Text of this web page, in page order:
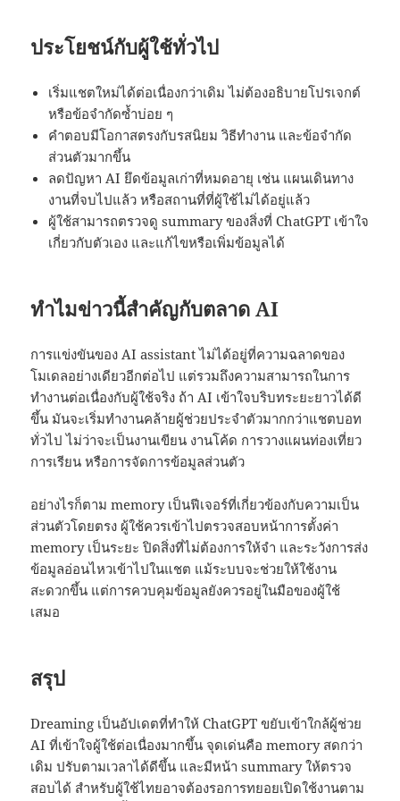
ประโยชน์กับผู้ใช้ทั่วไป
เริ่มแชตใหม่ได้ต่อเนื่องกว่าเดิม ไม่ต้องอธิบายโปรเจกต์
หรือข้อจำกัดซ้ำบ่อย ๆ
คำตอบมีโอกาสตรงกับรสนิยม วิธีทำงาน และข้อจำกัด
ส่วนตัวมากขึ้น
ลดปัญหา AI ยึดข้อมูลเก่าที่หมดอายุ เช่น แผนเดินทาง
งานที่จบไปแล้ว หรือสถานที่ที่ผู้ใช้ไม่ได้อยู่แล้ว
ผู้ใช้สามารถตรวจดู summary ของสิ่งที่ ChatGPT เข้าใจ
เกี่ยวกับตัวเอง และแก้ไขหรือเพิ่มข้อมูลได้
ทำไมข่าวนี้สำคัญกับตลาด AI
การแข่งขันของ AI assistant ไม่ได้อยู่ที่ความฉลาดของ
โมเดลอย่างเดียวอีกต่อไป แต่รวมถึงความสามารถในการ
ทำงานต่อเนื่องกับผู้ใช้จริง ถ้า AI เข้าใจบริบทระยะยาวได้ดี
ขึ้น มันจะเริ่มทำงานคล้ายผู้ช่วยประจำตัวมากกว่าแชตบอท
ทั่วไป ไม่ว่าจะเป็นงานเขียน งานโค้ด การวางแผนท่องเที่ยว
การเรียน หรือการจัดการข้อมูลส่วนตัว
อย่างไรก็ตาม memory เป็นฟีเจอร์ที่เกี่ยวข้องกับความเป็น
ส่วนตัวโดยตรง ผู้ใช้ควรเข้าไปตรวจสอบหน้าการตั้งค่า
memory เป็นระยะ ปิดสิ่งที่ไม่ต้องการให้จำ และระวังการส่ง
ข้อมูลอ่อนไหวเข้าไปในแชต แม้ระบบจะช่วยให้ใช้งาน
สะดวกขึ้น แต่การควบคุมข้อมูลยังควรอยู่ในมือของผู้ใช้
เสมอ
สรุป
Dreaming เป็นอัปเดตที่ทำให้ ChatGPT ขยับเข้าใกล้ผู้ช่วย
AI ที่เข้าใจผู้ใช้ต่อเนื่องมากขึ้น จุดเด่นคือ memory สดกว่า
เดิม ปรับตามเวลาได้ดีขึ้น และมีหน้า summary ให้ตรวจ
สอบได้ สำหรับผู้ใช้ไทยอาจต้องรอการทยอยเปิดใช้งานตาม